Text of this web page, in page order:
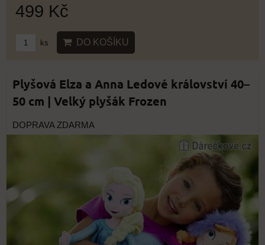
499 Kč
ks DO KOŠÍKU
Plyšová Elza a Anna Ledové království 40–
50 cm | Velký plyšák Frozen
DOPRAVA ZDARMA